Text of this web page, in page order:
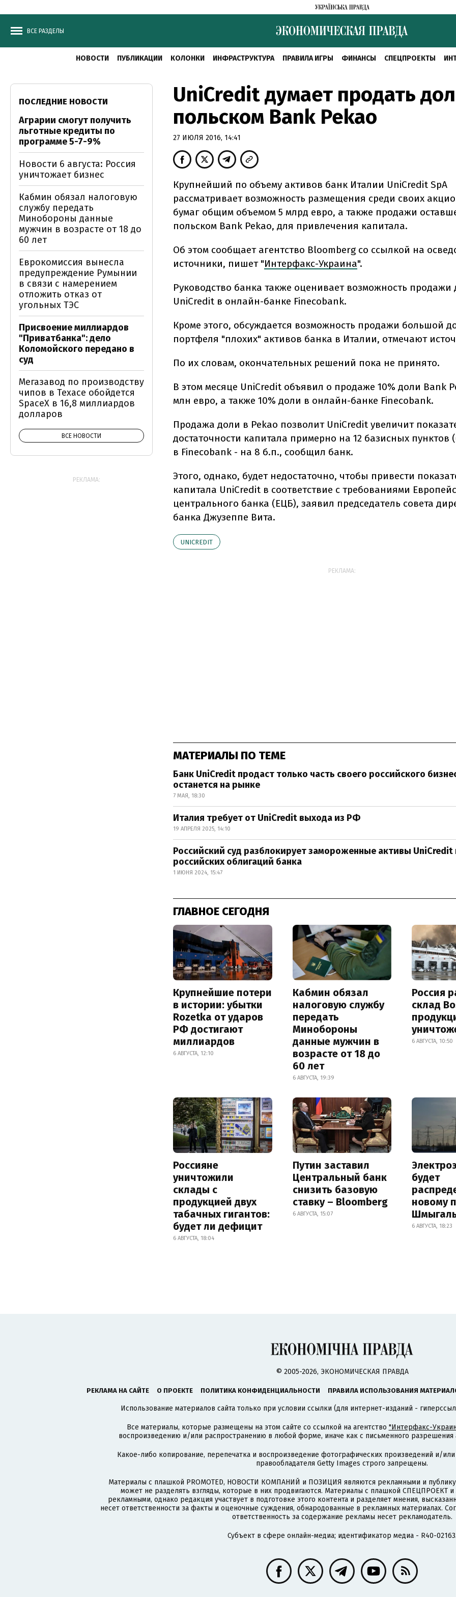
ВСЕ РАЗДЕЛЫ
НОВОСТИ ПУБЛИКАЦИИ КОЛОНКИ ИНФРАСТРУКТУРА ПРАВИЛА ИГРЫ ФИНАНСЫ СПЕЦПРОЕКТЫ
UniCredit думает продать
польском Bank Pekao
27 ИЮЛЯ 2016, 14:41
Крупнейший по объему активов банк Италии UniCredit SpA
рассматривает возможность размещения среди своих
бумаг общим объемом 5 млрд евро, а также продажи
польском Bank Pekao, для привлечения капитала.
Об этом сообщает агентство Bloomberg со ссылкой на
источники, пишет "Интерфакс-Украина".
Руководство банка также оценивает возможность продажи
UniCredit в онлайн-банке Finecobank.
Кроме этого, обсуждается возможность продажи большой
портфеля "плохих" активов банка в Италии, отмечают
По их словам, окончательных решений пока не принято.
В этом месяце UniCredit объявил о продаже 10% доли Bank
млн евро, а также 10% доли в онлайн-банке Finecobank.
Продажа доли в Pekao позволит UniCredit увеличит
достаточности капитала примерно на 12 базисных пунктов
в Finecobank - на 8 б.п., сообщил банк.
Этого, однако, будет недостаточно, чтобы привести
капитала UniCredit в соответствие с требованиями
центрального банка (ЕЦБ), заявил председатель совета
банка Джузеппе Вита.
UNICREDIT
РЕКЛАМА:
МАТЕРИАЛЫ ПО ТЕМЕ
Банк UniCredit продаст только часть своего российского
останется на рынке
7 МАЯ, 18:30
Италия требует от UniCredit выхода из РФ
19 АПРЕЛЯ 2025, 14:10
Российский суд разблокирует замороженные активы UniCredit
российских облигаций банка
1 ИЮНЯ 2024, 15:47
ГЛАВНОЕ СЕГОДНЯ
Крупнейшие потери
в истории: убытки
Rozetka от ударов
РФ достигают
миллиардов
6 АВГУСТА, 12:10
Кабмин обязал
налоговую службу
передать
Минобороны
данные мужчин в
возрасте от 18 до
60 лет
6 АВГУСТА, 19:39
Россия
склад
6 АВГУСТА, 10:50
Россияне
уничтожили
склады с
продукцией двух
табачных гигантов:
будет ли дефицит
6 АВГУСТА, 18:04
Путин заставил
Центральный банк
снизить базовую
ставку – Bloomberg
6 АВГУСТА, 15:07
будет
новому
6 АВГУСТА, 18:23
ПОСЛЕДНИЕ НОВОСТИ
Аграрии смогут получить
льготные кредиты по
программе 5-7-9%
Новости 6 августа: Россия
уничтожает бизнес
Кабмин обязал налоговую
службу передать
Минобороны данные
мужчин в возрасте от 18 до
60 лет
Еврокомиссия вынесла
предупреждение Румынии
в связи с намерением
отложить отказ от
угольных ТЭС
Присвоение миллиардов
"Приватбанка": дело
Коломойского передано в
суд
Мегазавод по производству
чипов в Техасе обойдется
SpaceX в 16,8 миллиардов
долларов
ВСЕ НОВОСТИ
РЕКЛАМА:
© 2005-2026, ЭКОНОМИЧЕСКАЯ ПРАВДА
РЕКЛАМА НА САЙТЕ О ПРОЕКТЕ ПОЛИТИКА КОНФИДЕНЦИАЛЬНОСТИ ПРАВИЛА ИСПОЛЬЗОВАНИЯ
Использование материалов сайта только при условии ссылки (для интернет-изданий -
Все материалы, которые размещены на этом сайте со ссылкой на агентство "Интерфакс-
воспроизведению и/или распространению в любой форме, иначе как с письменного разрешения
Какое-либо копирование, перепечатка и воспроизведение фотографических произведений и/
правообладателя Getty Images строго запрещены.
Материалы с плашкой PROMOTED, НОВОСТИ КОМПАНИЙ и ПОЗИЦИЯ являются рекламными и
может не разделять взгляды, которые в них продвигаются. Материалы с плашкой СПЕЦПРОЕКТ
рекламными, однако редакция участвует в подготовке этого контента и разделяет мнения,
несет ответственности за факты и оценочные суждения, обнародованные в рекламных материалах.
ответственность за содержание рекламы несет рекламодатель.
Субъект в сфере онлайн-медиа; идентификатор медиа - R40-02163.